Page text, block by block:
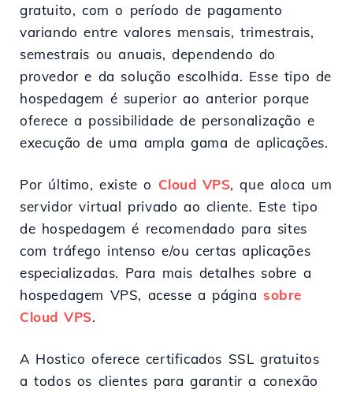
gratuito, com o período de pagamento
variando entre valores mensais, trimestrais,
semestrais ou anuais, dependendo do
provedor e da solução escolhida. Esse tipo de
hospedagem é superior ao anterior porque
oferece a possibilidade de personalização e
execução de uma ampla gama de aplicações.
Por último, existe o Cloud VPS, que aloca um
servidor virtual privado ao cliente. Este tipo
de hospedagem é recomendado para sites
com tráfego intenso e/ou certas aplicações
especializadas. Para mais detalhes sobre a
hospedagem VPS, acesse a páginasobre
Cloud VPS.
A Hostico oferece certificados SSL gratuitos
a todos os clientes para garantir a conexão